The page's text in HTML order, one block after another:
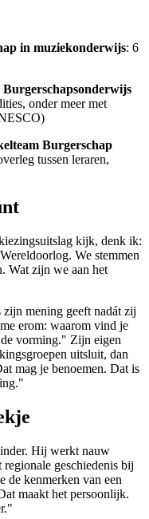
in muziekonderwijs: 6
onder meer met
Burgerschap
tussen leraren,
kijk, denk ik:
We stemmen
Wat zijn we aan het
mening geeft nadát zij
erom: waarom vind je
vorming." Zijn eigen
uitsluit, dan
mag je benoemen. Dat is
Hij werkt nauw
regionale geschiedenis bij
de kenmerken van een
maakt het persoonlijk.